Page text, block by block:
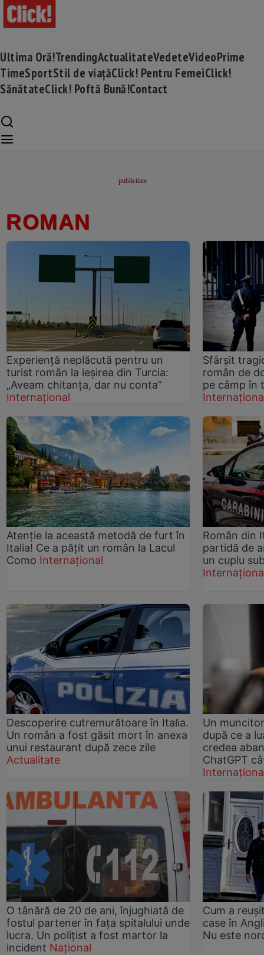
Ultima Oră!TrendingActualitateVedeteVideoPrime
TimeSportStil de viațăClick! Pentru FemeiClick!
SănătateClick! Poftă Bună!Contact
ROMAN
Experiență neplăcută pentru un
turist român la ieșirea din Turcia:
„Aveam chitanța, dar nu conta”
Internațional
Sfârșit
român de
pe câmp în
Atenție la această metodă de furt în
Italia! Ce a pățit un român la Lacul
Como Internațional
Român din
partidă de
un cuplu
Descoperire cutremurătoare în Italia.
Un român a fost găsit mort în anexa
unui restaurant după zece zile
Actualitate
Un
după ce a
credea
ChatGPT
O tânără de 20 de ani, înjughiată de
fostul partener în fața spitalului unde
lucra. Un polițist a fost martor la
incident Național
Cum a
case în
Nu este